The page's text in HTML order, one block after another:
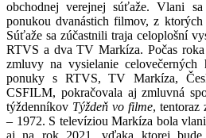
obchodnej verejnej súťaže. Vlani
ponukou dvanástich filmov, z
Súťaže sa zúčastnili traja celoplošní
RTVS a dva TV Markíza. Počas
zmluvy na vysielanie
ponuky s RTVS, TV Markíza,
CSFILM, pokračovala aj zmluvná
týždenníkov Týždeň vo filme, tentoraz
– 1972. S televíziou Markíza bola
aj na rok 2021, vďaka ktorej bude